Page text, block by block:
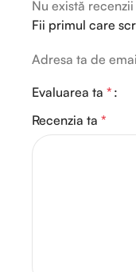
Nu există
Fii primul care
Adresa ta de
Evaluarea ta *
Recenzia ta *